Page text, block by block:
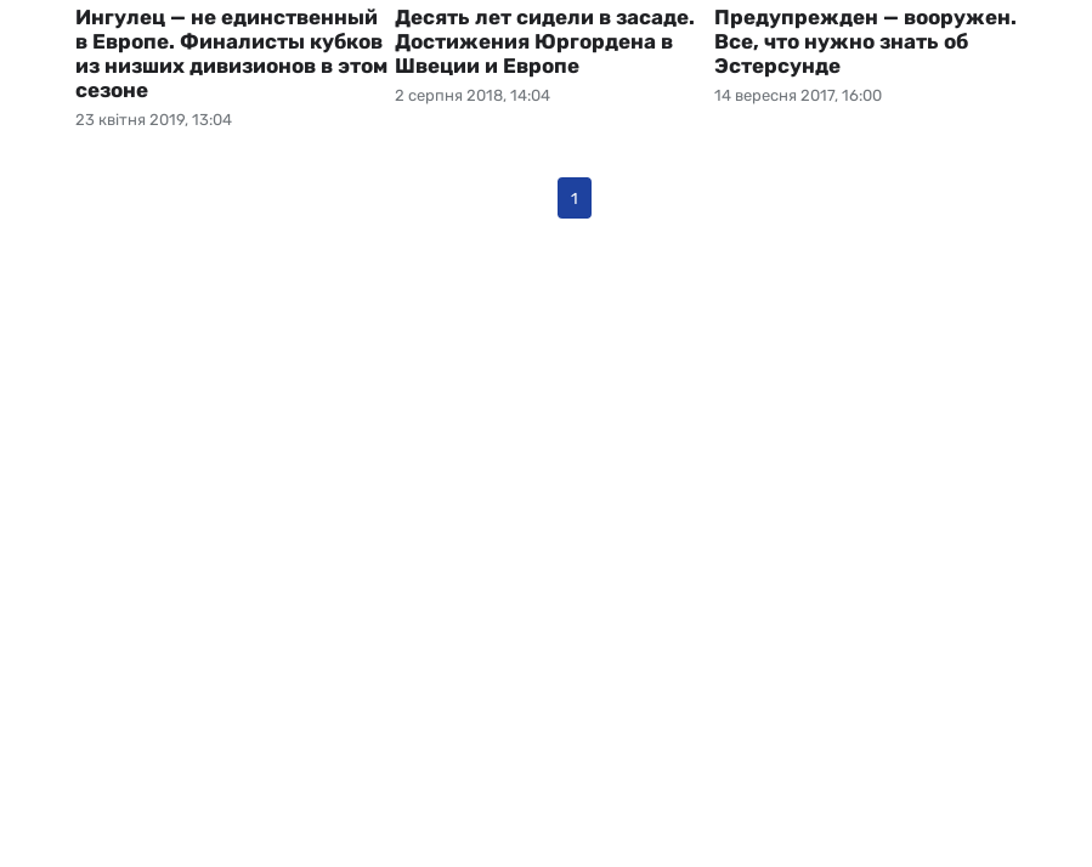
23 квітня 2019, 13:04
Ингулец — не единственный
в Европе. Финалисты кубков
из низших дивизионов в этом
сезоне
2 серпня 2018, 14:04
Десять лет сидели в засаде.
Достижения Юргордена в
Швеции и Европе
14 вересня 2017, 16:00
Предупрежден — вооружен.
Все, что нужно знать об
Эстерсунде
1